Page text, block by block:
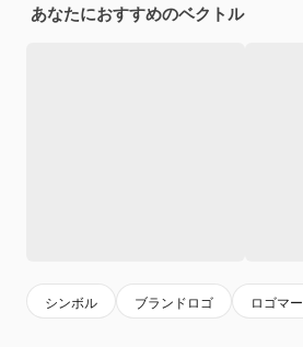
あなたにおすすめのベクトル
シンボル ブランドロゴ ロゴマ